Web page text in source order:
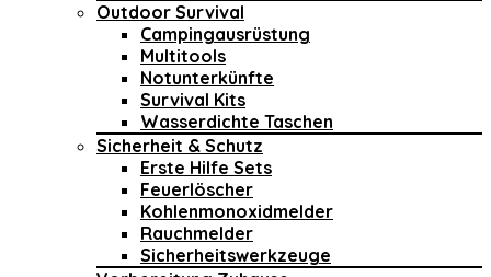
Outdoor Survival
Campingausrüstung
Multitools
Notunterkünfte
Survival Kits
Wasserdichte Taschen
Sicherheit & Schutz
Erste Hilfe Sets
Feuerlöscher
Kohlenmonoxidmelder
Rauchmelder
Sicherheitswerkzeuge